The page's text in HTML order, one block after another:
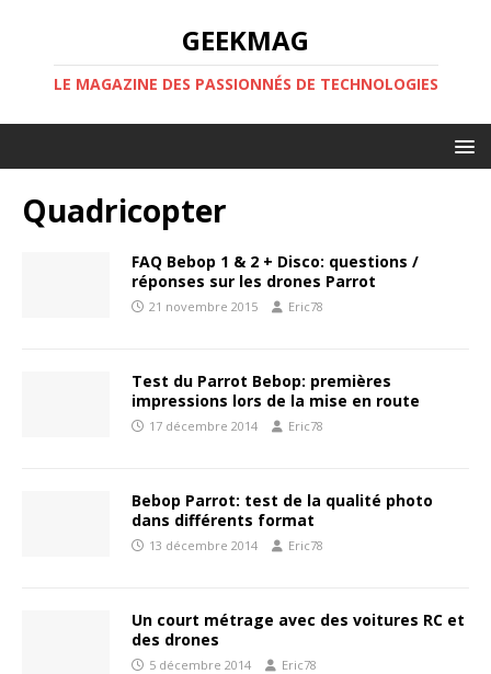
GEEKMAG
LE MAGAZINE DES PASSIONNÉS DE TECHNOLOGIES
Quadricopter
FAQ Bebop 1 & 2 + Disco: questions /
réponses sur les drones Parrot
21 novembre 2015 Eric78
Test du Parrot Bebop: premières
impressions lors de la mise en route
17 décembre 2014 Eric78
Bebop Parrot: test de la qualité photo
dans différents format
13 décembre 2014 Eric78
Un court métrage avec des voitures RC et
des drones
5 décembre 2014 Eric78